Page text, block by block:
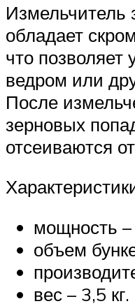
Измельчитель
обладает
что позволяет
ведром или
После
зерновых
отсеиваются
мощность –
объем
вес – 3,5 кг.